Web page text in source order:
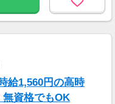
給1,560円の高時
資格でもOK